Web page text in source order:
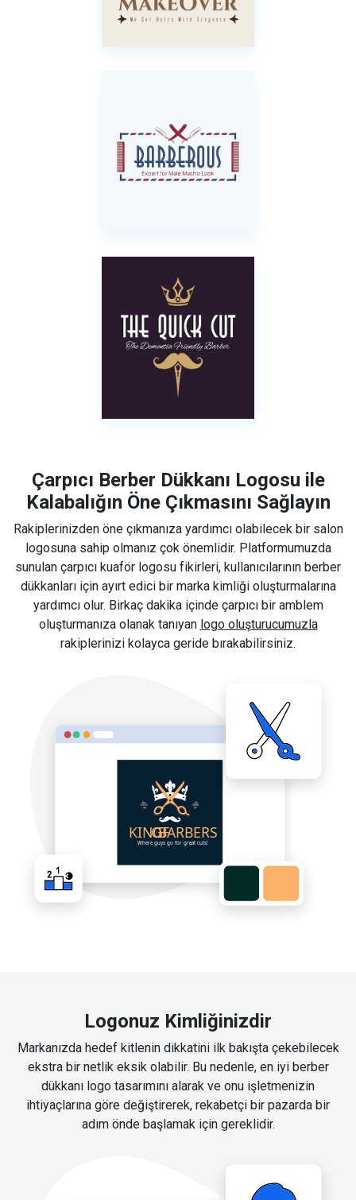
Çarpıcı Berber Dükkanı Logosu ile
Kalabalığın Öne Çıkmasını Sağlayın
Rakiplerinizden öne çıkmanıza yardımcı olabilecek bir salon
logosuna sahip olmanız çok önemlidir. Platformumuzda
sunulan çarpıcı kuaför logosu fikirleri, kullanıcılarının berber
dükkanları için ayırt edici bir marka kimliği oluşturmalarına
yardımcı olur. Birkaç dakika içinde çarpıcı bir amblem
oluşturmanıza olanak tanıyan logo oluşturucumuzla
rakiplerinizi kolayca geride bırakabilirsiniz.
Logonuz Kimliğinizdir
Markanızda hedef kitlenin dikkatini ilk bakışta çekebilecek
ekstra bir netlik eksik olabilir. Bu nedenle, en iyi berber
dükkanı logo tasarımını alarak ve onu işletmenizin
ihtiyaçlarına göre değiştirerek, rekabetçi bir pazarda bir
adım önde başlamak için gereklidir.